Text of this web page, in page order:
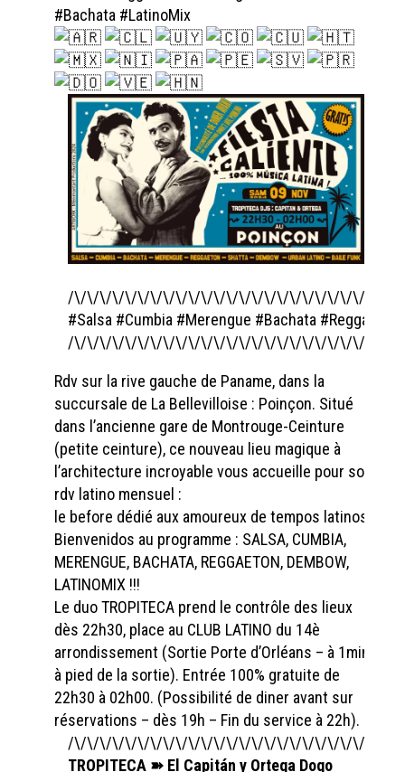
#Bachata #LatinoMix
/\/\/\/\/\/\/\/\/\/\/\/\/\/\/\/\/\/\/\/\/\/\/\/\/\/
#Salsa #Cumbia #Merengue #Bachata #Reggaeton
/\/\/\/\/\/\/\/\/\/\/\/\/\/\/\/\/\/\/\/\/\/\/\/\/\/
Rdv sur la rive gauche de Paname, dans la
succursale de La Bellevilloise : Poinçon. Situé
dans l’ancienne gare de Montrouge-Ceinture
(petite ceinture), ce nouveau lieu magique à
l’architecture incroyable vous accueille pour son
rdv latino mensuel :
le before dédié aux amoureux de tempos latinos !
Bienvenidos au programme : SALSA, CUMBIA,
MERENGUE, BACHATA, REGGAETON, DEMBOW,
LATINOMIX !!!
Le duo TROPITECA prend le contrôle des lieux
dès 22h30, place au CLUB LATINO du 14è
arrondissement (Sortie Porte d’Orléans – à 1min
à pied de la sortie). Entrée 100% gratuite de
22h30 à 02h00. (Possibilité de diner avant sur
réservations – dès 19h – Fin du service à 22h).
/\/\/\/\/\/\/\/\/\/\/\/\/\/\/\/\/\/\/\/\/\/\/\/\/\/
TROPITECA ➽ El Capitán y Ortega Dogo